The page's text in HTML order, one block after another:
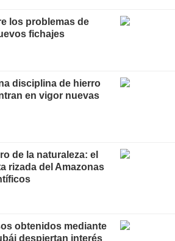
los problemas de
fichajes
disciplina de hierro
en vigor nuevas
de la naturaleza: el
rizada del Amazonas
obtenidos mediante
despiertan interés